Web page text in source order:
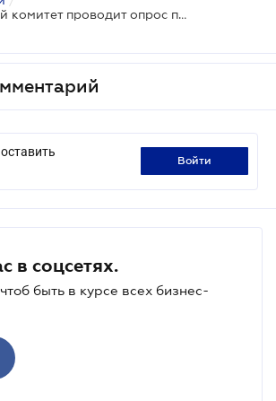
Антимонопольный комитет проводит опрос по имущественной оценке в сфере ценных бумаг
войти
в соцсетях.
быть в курсе всех бизнес-